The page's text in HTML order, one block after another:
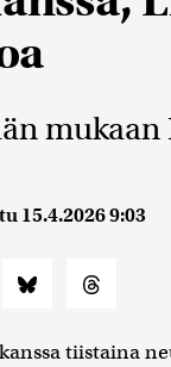
mukaan
15.4.2026 9:03
tiistaina